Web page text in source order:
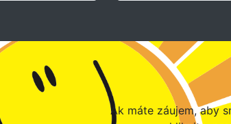
Ak máte záujem, aby